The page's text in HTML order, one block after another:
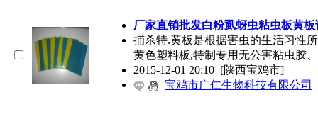
厂家直销批发白粉虱蚜虫粘虫板黄
捕杀特.黄板是根据害虫的生活习性
黄色塑料板,特制专用无公害粘虫胶
2015-12-01 20:10 [陕西宝鸡市]
宝鸡市广仁生物科技有限公司